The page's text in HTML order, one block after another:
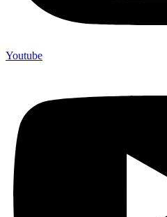
Youtube